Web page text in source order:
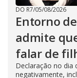
DO R7/05/08/2026
Entorno
admite
falar de
Declaração no dia
negativamente,